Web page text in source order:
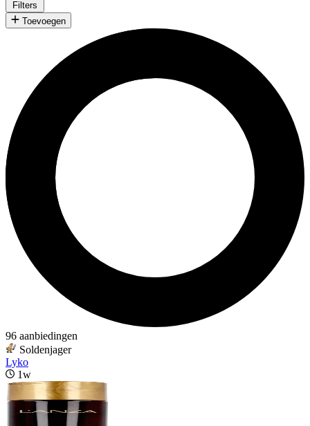
Filters
Toevoegen
96 aanbiedingen
Soldenjager
Lyko
1w